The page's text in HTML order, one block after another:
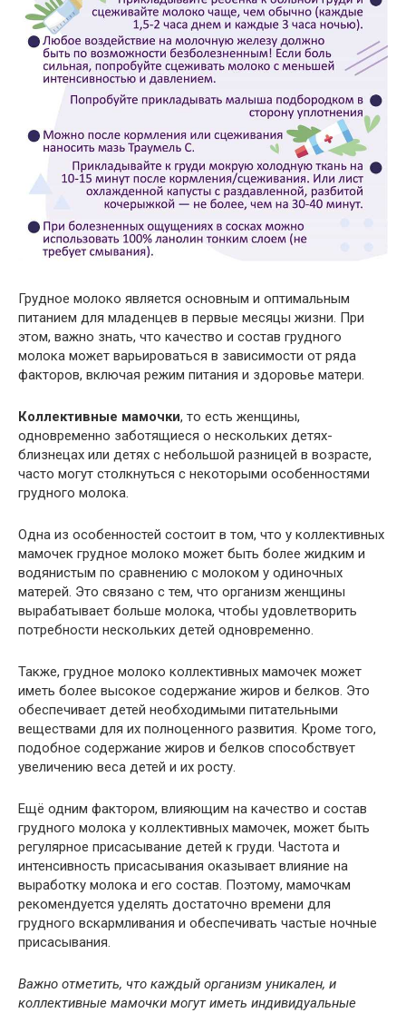
Грудное молоко является основным и оптимальным
питанием для младенцев в первые месяцы жизни. При
этом, важно знать, что качество и состав грудного
молока может варьироваться в зависимости от ряда
факторов, включая режим питания и здоровье матери.
Коллективные мамочки, то есть женщины,
одновременно заботящиеся о нескольких детях-
близнецах или детях с небольшой разницей в возрасте,
часто могут столкнуться с некоторыми особенностями
грудного молока.
Одна из особенностей состоит в том, что у коллективных
мамочек грудное молоко может быть более жидким и
водянистым по сравнению с молоком у одиночных
матерей. Это связано с тем, что организм женщины
вырабатывает больше молока, чтобы удовлетворить
потребности нескольких детей одновременно.
Также, грудное молоко коллективных мамочек может
иметь более высокое содержание жиров и белков. Это
обеспечивает детей необходимыми питательными
веществами для их полноценного развития. Кроме того,
подобное содержание жиров и белков способствует
увеличению веса детей и их росту.
Ещё одним фактором, влияющим на качество и состав
грудного молока у коллективных мамочек, может быть
регулярное присасывание детей к груди. Частота и
интенсивность присасывания оказывает влияние на
выработку молока и его состав. Поэтому, мамочкам
рекомендуется уделять достаточно времени для
грудного вскармливания и обеспечивать частые ночные
присасывания.
Важно отметить, что каждый организм уникален, и
коллективные мамочки могут иметь индивидуальные